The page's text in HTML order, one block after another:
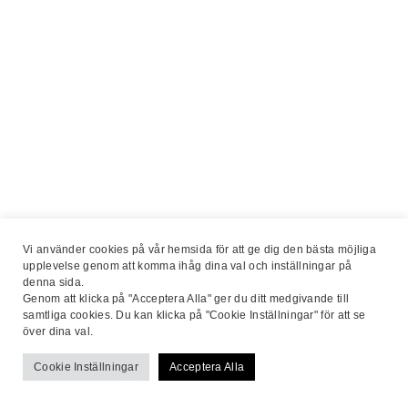
Vi använder cookies på vår hemsida för att ge dig den bästa möjliga
upplevelse genom att komma ihåg dina val och inställningar på
denna sida.
Genom att klicka på "Acceptera Alla" ger du ditt medgivande till
samtliga cookies. Du kan klicka på "Cookie Inställningar" för att se
över dina val.
Cookie Inställningar Acceptera Alla